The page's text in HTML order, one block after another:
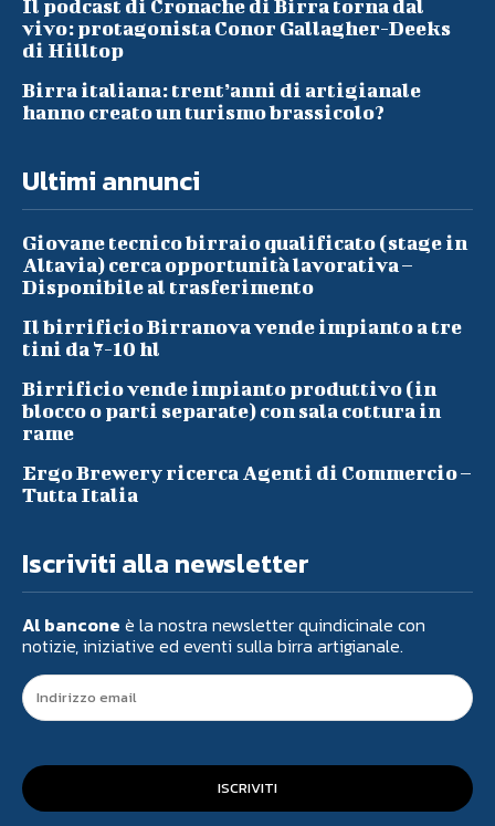
Il podcast di Cronache di Birra torna dal
vivo: protagonista Conor Gallagher-Deeks
di Hilltop
Birra italiana: trent’anni di artigianale
hanno creato un turismo brassicolo?
Ultimi annunci
Giovane tecnico birraio qualificato (stage in
Altavia) cerca opportunità lavorativa –
Disponibile al trasferimento
Il birrificio Birranova vende impianto a tre
tini da 7-10 hl
Birrificio vende impianto produttivo (in
blocco o parti separate) con sala cottura in
rame
Ergo Brewery ricerca Agenti di Commercio –
Tutta Italia
Iscriviti alla newsletter
Al bancone è la nostra newsletter quindicinale con
notizie, iniziative ed eventi sulla birra artigianale.
ISCRIVITI